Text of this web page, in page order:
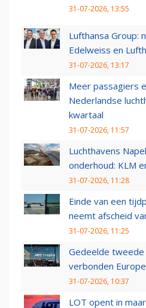
31-07-2026, 13:55
Lufthansa Group:
Edelweiss en
31-07-2026, 13:17
Meer passagiers
Nederlandse
kwartaal
31-07-2026, 11:57
Luchthavens
onderhoud: KLM
31-07-2026, 11:28
Einde van een
neemt afscheid
31-07-2026, 11:25
Gedeelde tweede
verbonden
31-07-2026, 10:37
LOT opent in